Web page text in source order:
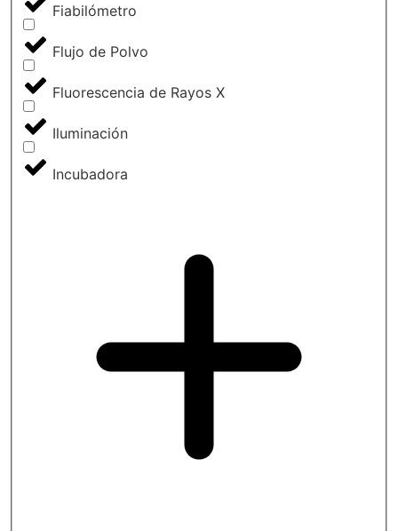
Fiabilómetro
Flujo de Polvo
Fluorescencia de Rayos X
Iluminación
Incubadora